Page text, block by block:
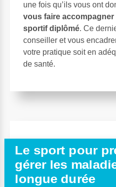
une fois qu’ils vous ont
vous faire
sportif diplômé. Ce
conseiller et vous
votre pratique soit en
de santé.
Le sport pour
gérer les
longue durée